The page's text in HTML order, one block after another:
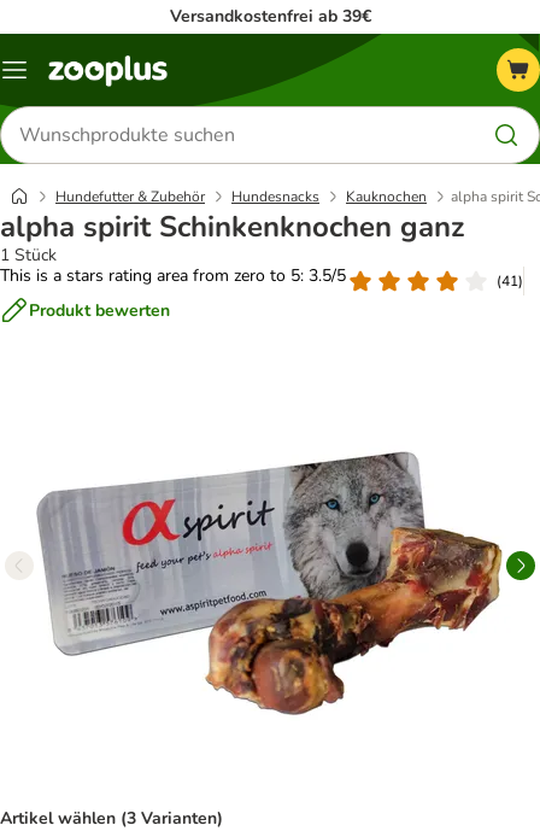
Versandkostenfrei ab 39€
Menü
Produkte
suchen
Hundefutter & Zubehör Hundesnacks Kauknochen alpha spirit
alpha spirit Schinkenknochen ganz
1 Stück
This is a stars rating area from zero to 5: 3.5/5
(41)
Produkt bewerten
Artikel wählen (3 Varianten)